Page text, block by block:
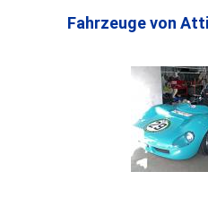
Fahrzeuge von